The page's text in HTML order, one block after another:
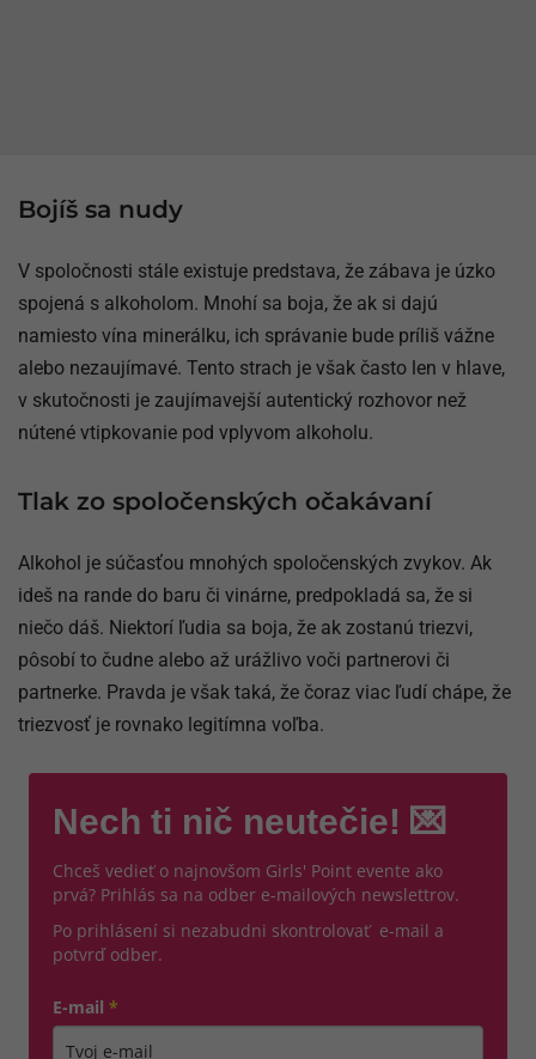
Bojíš sa nudy
V spoločnosti stále existuje predstava, že zábava je úzko
spojená s alkoholom. Mnohí sa boja, že ak si dajú
namiesto vína minerálku, ich správanie bude príliš vážne
alebo nezaujímavé. Tento strach je však často len v hlave,
v skutočnosti je zaujímavejší autentický rozhovor než
nútené vtipkovanie pod vplyvom alkoholu.
Tlak zo spoločenských očakávaní
Alkohol je súčasťou mnohých spoločenských zvykov. Ak
ideš na rande do baru či vinárne, predpokladá sa, že si
niečo dáš. Niektorí ľudia sa boja, že ak zostanú triezvi,
pôsobí to čudne alebo až urážlivo voči partnerovi či
partnerke. Pravda je však taká, že čoraz viac ľudí chápe, že
triezvosť je rovnako legitímna voľba.
Nech ti nič neutečie! 💌
Chceš vedieť o najnovšom Girls' Point evente ako
prvá? Prihlás sa na odber e-mailových newslettrov.
Po prihlásení si nezabudni skontrolovať e-mail a
potvrď odber.
E-mail *